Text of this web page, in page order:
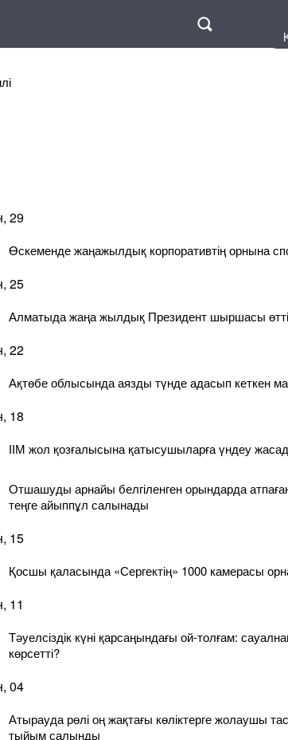
29
Өскеменде жаңажылдық корпоративтің орнына
25
Алматыда жаңа жылдық Президент шыршасы өтті
22
Ақтөбе облысында аязды түнде адасып кеткен
18
ІІМ жол қозғалысына қатысушыларға үндеу
Отшашуды арнайы белгіленген орындарда
теңге айыппұл салынады
15
Қосшы қаласында «Сергектің» 1000 камерасы
11
Тәуелсіздік күні қарсаңындағы ой-толғам:
көрсетті?
04
Атырауда рөлі оң жақтағы көліктерге жолаушы
тыйым салынды